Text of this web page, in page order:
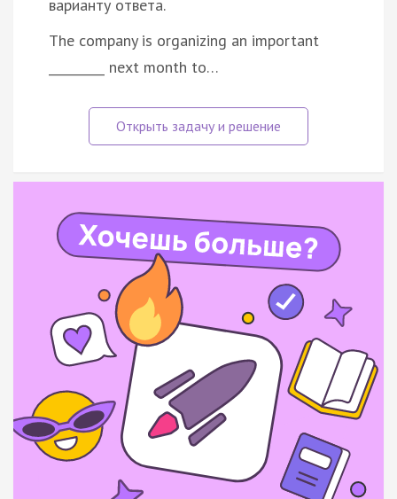
варианту ответа.
The company is organizing an important
_________ next month to…